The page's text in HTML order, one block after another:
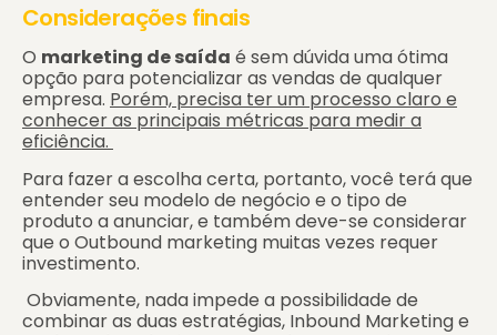
Considerações finais
O marketing de saída é sem dúvida uma ótima
opção para potencializar as vendas de qualquer
empresa. Porém, precisa ter um processo claro e
conhecer as principais métricas para medir a
eficiência.
Para fazer a escolha certa, portanto, você terá que
entender seu modelo de negócio e o tipo de
produto a anunciar, e também deve-se considerar
que o Outbound marketing muitas vezes requer
investimento.
Obviamente, nada impede a possibilidade de
combinar as duas estratégias, Inbound Marketing e